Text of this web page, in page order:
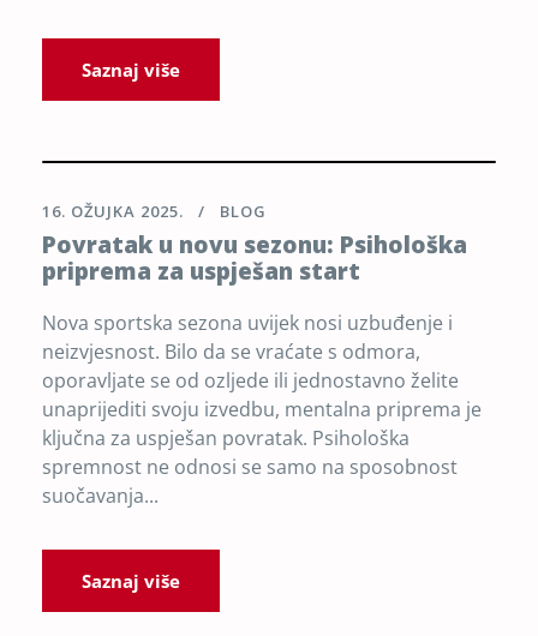
Saznaj više
16. OŽUJKA 2025. BLOG
Povratak u novu sezonu: Psihološka
priprema za uspješan start
Nova sportska sezona uvijek nosi uzbuđenje i
neizvjesnost. Bilo da se vraćate s odmora,
oporavljate se od ozljede ili jednostavno želite
unaprijediti svoju izvedbu, mentalna priprema je
ključna za uspješan povratak. Psihološka
spremnost ne odnosi se samo na sposobnost
suočavanja...
Saznaj više